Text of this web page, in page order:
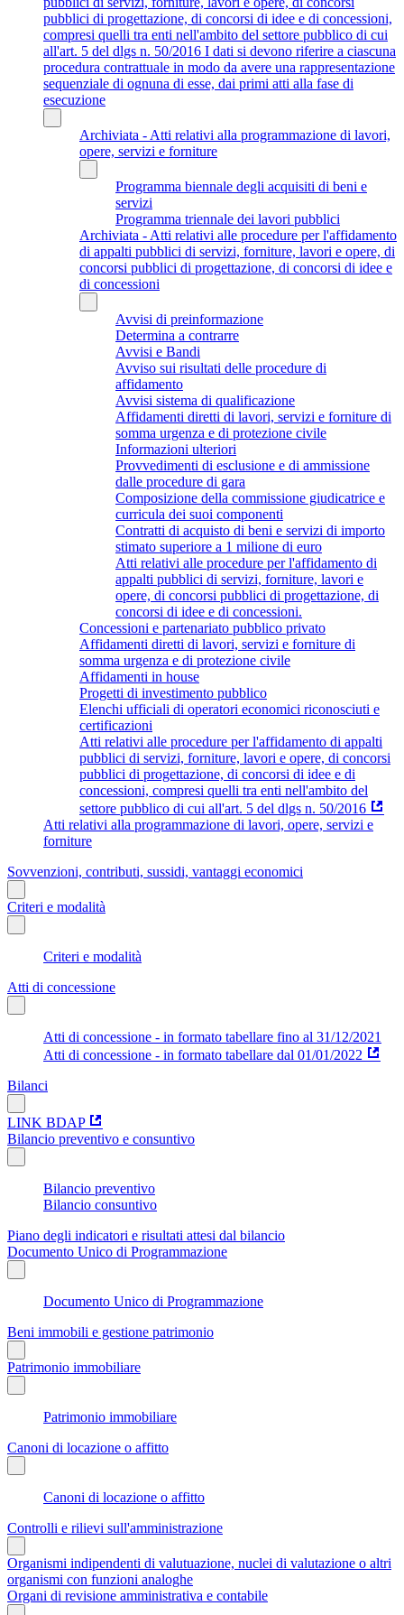
pubblici di progettazione, di concorsi di idee e di concessioni,
compresi quelli tra enti nell'ambito del settore pubblico di cui
all'art. 5 del dlgs n. 50/2016 I dati si devono riferire a ciascuna
procedura contrattuale in modo da avere una rappresentazione
sequenziale di ognuna di esse, dai primi atti alla fase di
esecuzione
Archiviata - Atti relativi alla programmazione di lavori,
opere, servizi e forniture
Programma biennale degli acquisiti di beni e
servizi
Programma triennale dei lavori pubblici
Archiviata - Atti relativi alle procedure per l'affidamento
di appalti pubblici di servizi, forniture, lavori e opere, di
concorsi pubblici di progettazione, di concorsi di idee e
di concessioni
Avvisi di preinformazione
Determina a contrarre
Avvisi e Bandi
Avviso sui risultati delle procedure di
affidamento
Avvisi sistema di qualificazione
Affidamenti diretti di lavori, servizi e forniture di
somma urgenza e di protezione civile
Informazioni ulteriori
Provvedimenti di esclusione e di ammissione
dalle procedure di gara
Composizione della commissione giudicatrice e
curricula dei suoi componenti
Contratti di acquisto di beni e servizi di importo
stimato superiore a 1 milione di euro
Atti relativi alle procedure per l'affidamento di
appalti pubblici di servizi, forniture, lavori e
opere, di concorsi pubblici di progettazione, di
concorsi di idee e di concessioni.
Concessioni e partenariato pubblico privato
Affidamenti diretti di lavori, servizi e forniture di
somma urgenza e di protezione civile
Affidamenti in house
Progetti di investimento pubblico
Elenchi ufficiali di operatori economici riconosciuti e
certificazioni
Atti relativi alle procedure per l'affidamento di appalti
pubblici di servizi, forniture, lavori e opere, di concorsi
pubblici di progettazione, di concorsi di idee e di
concessioni, compresi quelli tra enti nell'ambito del
settore pubblico di cui all'art. 5 del dlgs n. 50/2016
Atti relativi alla programmazione di lavori, opere, servizi e
forniture
Sovvenzioni, contributi, sussidi, vantaggi economici
Criteri e modalità
Criteri e modalità
Atti di concessione
Atti di concessione - in formato tabellare fino al 31/12/2021
Atti di concessione - in formato tabellare dal 01/01/2022
Bilanci
LINK BDAP
Bilancio preventivo e consuntivo
Bilancio preventivo
Bilancio consuntivo
Piano degli indicatori e risultati attesi dal bilancio
Documento Unico di Programmazione
Documento Unico di Programmazione
Beni immobili e gestione patrimonio
Patrimonio immobiliare
Patrimonio immobiliare
Canoni di locazione o affitto
Canoni di locazione o affitto
Controlli e rilievi sull'amministrazione
Organismi indipendenti di valutuazione, nuclei di valutazione o altri
organismi con funzioni analoghe
Organi di revisione amministrativa e contabile